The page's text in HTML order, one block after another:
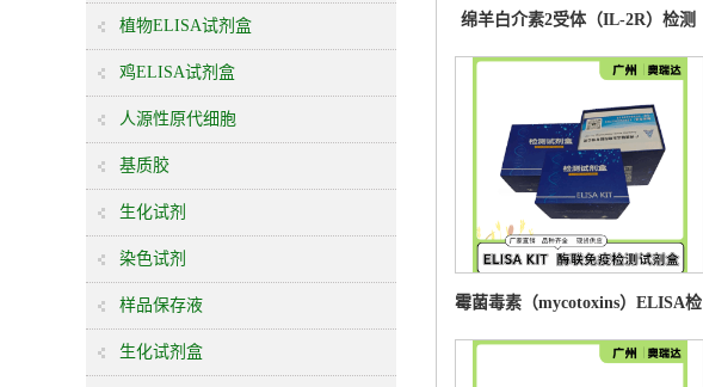
植物ELISA试剂盒
鸡ELISA试剂盒
人源性原代细胞
基质胶
生化试剂
染色试剂
样品保存液
生化试剂盒
绵羊白介素2受体（IL-2R）检测
试剂盒
霉菌毒素（mycotoxins）ELISA检
测试剂盒 竞争法